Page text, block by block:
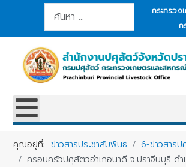
การค้นหา
กระทรว
ก
คุณอยู่ที่:ข่าวสารประชาสัมพันธ์
6-ข่าวสารป
ครอบครัวปศุสัตว์อำเภอนาดี จ.ปราจีนบุรี ดำ